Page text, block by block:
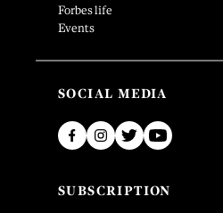
Forbes life
Events
SOCIAL MEDIA
SUBSCRIPTION